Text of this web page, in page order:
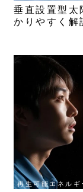
垂直設置型太
かりやすく解
再生可能エネルギ